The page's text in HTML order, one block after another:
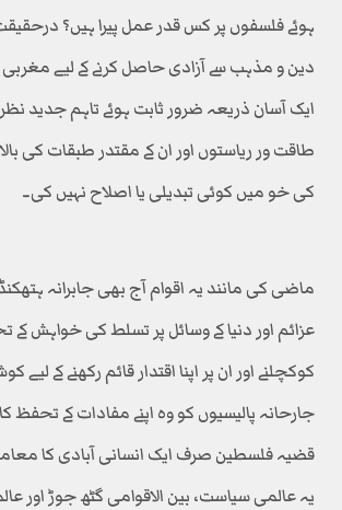
ہوئے فلسفوں پر کس قدر عمل پیرا ہیں؟
دین و مذہب سے آزادی حاصل کرنے کے لیے
ایک آسان ذریعہ ضرور ثابت ہوئے تاہم جدید
طاقت ور ریاستوں اور ان کے مقتدر طبقات کی
کی خو میں کوئی تبدیلی یا اصلاح نہیں کی۔
ماضی کی مانند یہ اقوام آج بھی جابرانہ
عزائم اور دنیا کے وسائل پر تسلط کی خواہش کے
کوکچلنے اور ان پر اپنا اقتدار قائم رکھنے کے لیے
جارحانہ پالیسیوں کو وہ اپنے مفادات کے تحفظ
قضیہ فلسطین صرف ایک انسانی آبادی کا
یہ عالمی سیاست، بین الاقوامی گٹھ جوڑ اور